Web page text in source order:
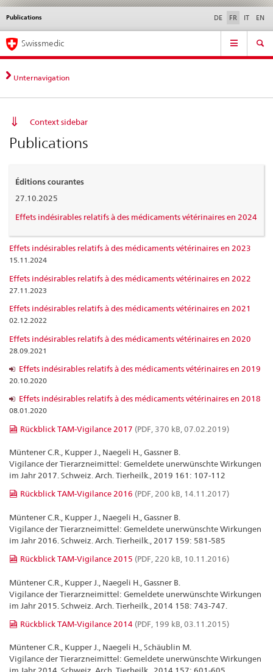
Navigation
directe:
actualités,
bases
contact
Actualités & Mises à
normes
Contact | Support &
aide
Publications DE FR IT EN
Service
Navigation
Swissmedic
Unternavigation
Context sidebar
Publications
Éditions courantes
27.10.2025
Effets indésirables relatifs à des médicaments vétérinaires en 2024
Effets indésirables relatifs à des médicaments vétérinaires en 2023
15.11.2024
Effets indésirables relatifs à des médicaments vétérinaires en 2022
27.11.2023
Effets indésirables relatifs à des médicaments vétérinaires en 2021
02.12.2022
Effets indésirables relatifs à des médicaments vétérinaires en 2020
28.09.2021
Effets indésirables relatifs à des médicaments vétérinaires en 2019
20.10.2020
Effets indésirables relatifs à des médicaments vétérinaires en 2018
08.01.2020
Rückblick TAM-Vigilance 2017 (PDF, 370 kB, 07.02.2019)
Müntener C.R., Kupper J., Naegeli H., Gassner B.
Vigilance der Tierarzneimittel: Gemeldete unerwünschte Wirkungen
im Jahr 2017. Schweiz. Arch. Tierheilk., 2019 161: 107-112
Rückblick TAM-Vigilance 2016 (PDF, 200 kB, 14.11.2017)
Müntener C.R., Kupper J., Naegeli H., Gassner B.
Vigilance der Tierarzneimittel: Gemeldete unerwünschte Wirkungen
im Jahr 2016. Schweiz. Arch. Tierheilk., 2017 159: 581-585
Rückblick TAM-Vigilance 2015 (PDF, 220 kB, 10.11.2016)
Müntener C.R., Kupper J., Naegeli H., Gassner B.
Vigilance der Tierarzneimittel: Gemeldete unerwünschte Wirkungen
im Jahr 2015. Schweiz. Arch. Tierheilk., 2014 158: 743-747.
Rückblick TAM-Vigilance 2014 (PDF, 199 kB, 03.11.2015)
Müntener C.R., Kupper J., Naegeli H., Schäublin M.
Vigilance der Tierarzneimittel: Gemeldete unerwünschte Wirkungen